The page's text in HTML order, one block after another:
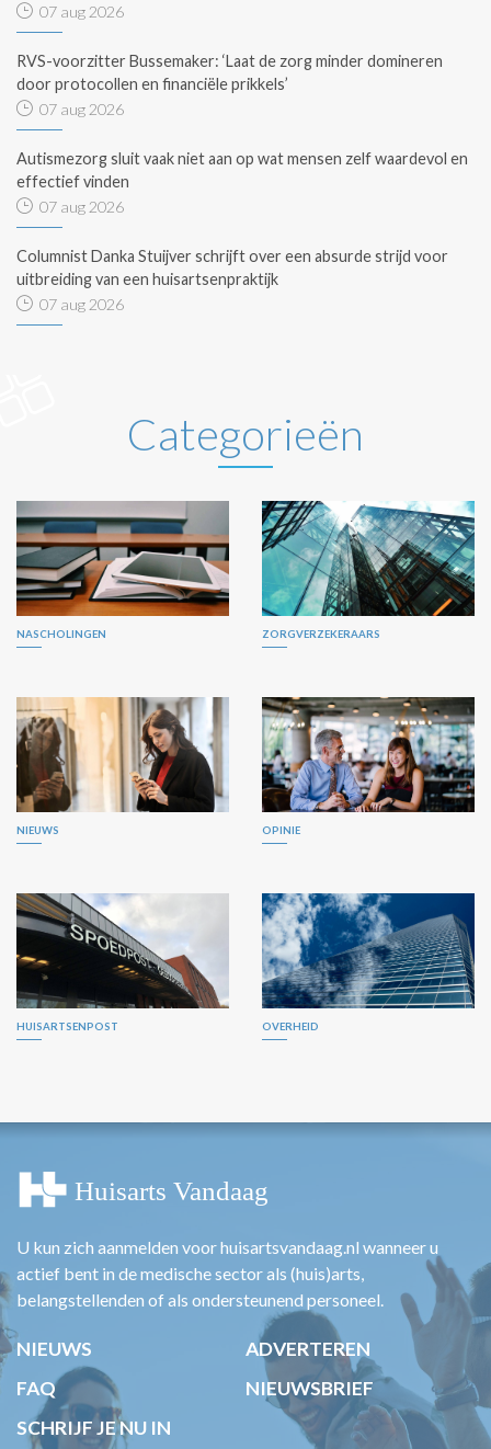
07 aug 2026
RVS-voorzitter Bussemaker: ‘Laat de zorg minder domineren
door protocollen en financiële prikkels’
07 aug 2026
Autismezorg sluit vaak niet aan op wat mensen zelf waardevol en
effectief vinden
07 aug 2026
Columnist Danka Stuijver schrijft over een absurde strijd voor
uitbreiding van een huisartsenpraktijk
07 aug 2026
Categorieën
NASCHOLINGEN ZORGVERZEKERAARS
NIEUWS OPINIE
HUISARTSENPOST OVERHEID
U kun zich aanmelden voor huisartsvandaag.nl wanneer u
actief bent in de medische sector als (huis)arts,
belangstellenden of als ondersteunend personeel.
NIEUWS
ADVERTEREN
FAQ
NIEUWSBRIEF
SCHRIJF JE NU IN